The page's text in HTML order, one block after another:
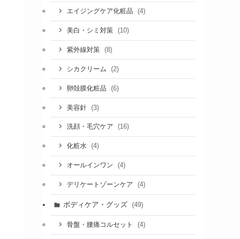
エイジングケア化粧品 (4)
美白・シミ対策 (10)
紫外線対策 (8)
シカクリーム (2)
卵殻膜化粧品 (6)
美容針 (3)
洗顔・毛穴ケア (16)
化粧水 (4)
オールインワン (4)
デリケートゾーンケア (4)
ボディケア・グッズ (49)
骨盤・腰痛コルセット (4)